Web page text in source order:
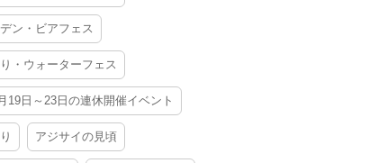
ン・ビアフェス
・ウォーターフェス
19日～23日の連休開催イベント
アジサイの見頃